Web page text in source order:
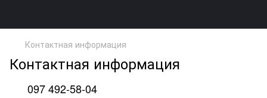
Контактная информация
Контактная информация
097 492-58-04